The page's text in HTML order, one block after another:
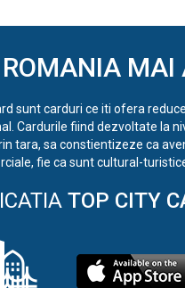
ROMANIA MAI
sunt carduri ce iti ofera
Cardurile fiind dezvoltate la
tara, sa constientizeze ca
fie ca sunt cultural-
TOP CITY